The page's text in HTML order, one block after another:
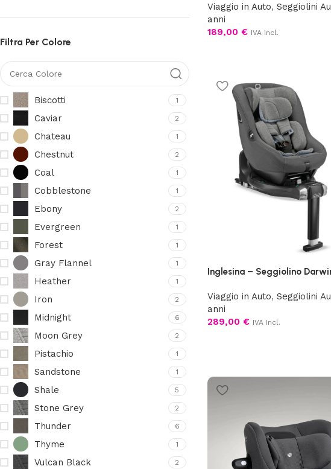
Filtra Per Colore
Biscotti 1
Caviar 2
Chateau 1
Chestnut 2
Coal 1
Cobblestone 1
Ebony 2
Evergreen 1
Forest 1
Gray Flannel 1
Heather 1
Iron 2
Midnight 6
Moon Grey 2
Pistachio 1
Sandstone 1
Shale 5
Stone Grey 2
Thunder 6
Thyme 1
Vulcan Black 2
Viaggio in Auto, Seggiolini
anni
189,00 € IVA Incl.
Inglesina – Seggiolino
Viaggio in Auto, Seggiolini
anni
289,00 € IVA Incl.